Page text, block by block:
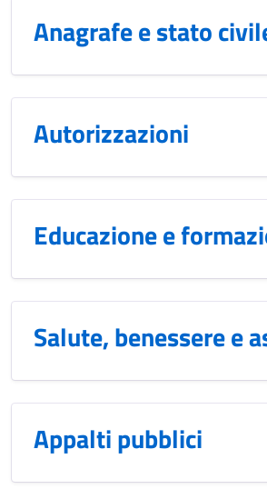
Anagrafe e stato
Autorizzazioni
Educazione e
Salute, benessere e
Appalti pubblici